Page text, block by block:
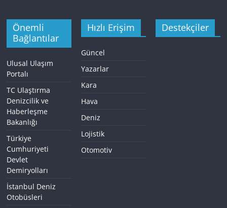
Önemli
Bağlantılar
Ulusal Ulaşım
Portalı
TC Ulaştırma
Denizcilik ve
Haberleşme
Bakanlığı
Türkiye
Cumhuriyeti
Devlet
Demiryolları
İstanbul Deniz
Otobüsleri
Hızlı Erişim
Güncel
Yazarlar
Kara
Hava
Deniz
Lojistik
Otomotiv
Destekçiler